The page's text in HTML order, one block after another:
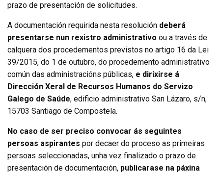
prazo de presentación de solicitudes.
A documentación requirida nesta resolución deberá
presentarse nun rexistro administrativo ou a través de
calquera dos procedementos previstos no artigo 16 da Lei
39/2015, do 1 de outubro, do procedemento administrativo
común das administracións públicas, e dirixirse á
Dirección Xeral de Recursos Humanos do Servizo
Galego de Saúde, edificio administrativo San Lázaro, s/n,
15703 Santiago de Compostela.
No caso de ser preciso convocar ás seguintes
persoas aspirantes por decaer do proceso as primeiras
persoas seleccionadas, unha vez finalizado o prazo de
presentación de documentación, publicarase na páxina